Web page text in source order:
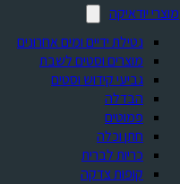
מוצרי יודאיקה
נטילת ידיים ומים אחרונים
מוצרים וסטים לשבת
גביעי קידוש וסטים
הבדלה
פמוטים
חתן וכלה
כריות לברית
קופות צדקה